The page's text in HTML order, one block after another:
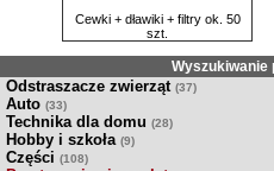
Cewki + dławiki + filtry ok. 50
szt.
Wyszukiwanie
Odstraszacze zwierząt (37)
Auto (33)
Technika dla domu (28)
Hobby i szkoła (9)
Części (108)